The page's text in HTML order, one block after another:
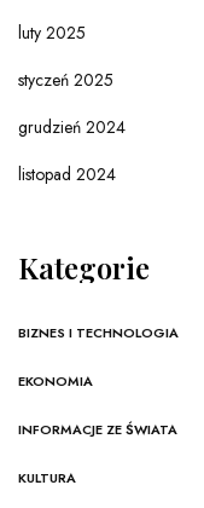
luty 2025
styczeń 2025
grudzień 2024
listopad 2024
Kategorie
BIZNES I TECHNOLOGIA
EKONOMIA
INFORMACJE ZE ŚWIATA
KULTURA